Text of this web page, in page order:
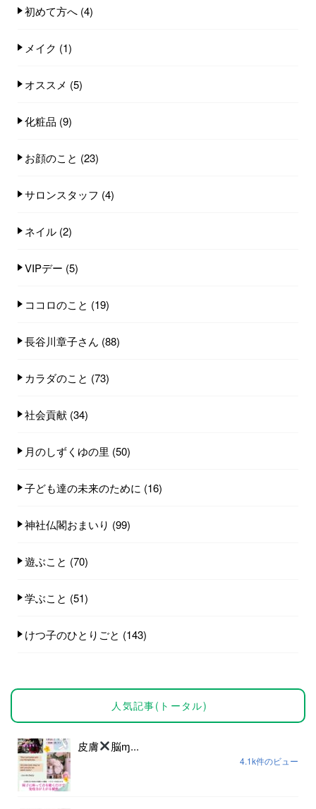
初めて方へ (4)
メイク (1)
オススメ (5)
化粧品 (9)
お顔のこと (23)
サロンスタッフ (4)
ネイル (2)
VIPデー (5)
ココロのこと (19)
長谷川章子さん (88)
カラダのこと (73)
社会貢献 (34)
月のしずくゆの里 (50)
子ども達の未来のために (16)
神社仏閣おまいり (99)
遊ぶこと (70)
学ぶこと (51)
けつ子のひとりごと (143)
人気記事(トータル)
皮膚 脳ɱ...
4.1k件のビュー